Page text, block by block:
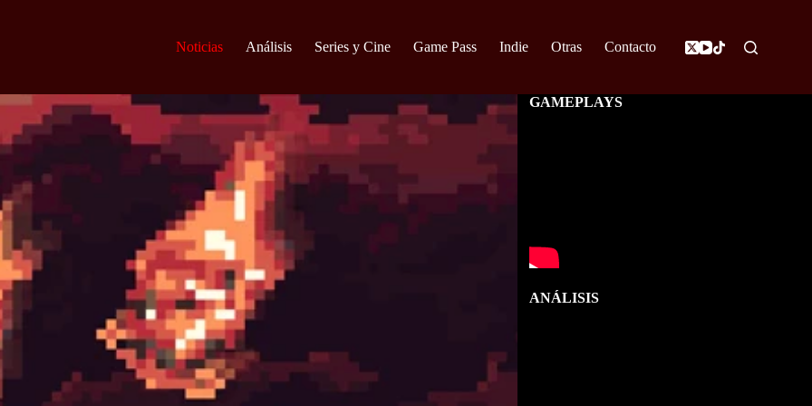
Noticias Análisis Series y Cine Game Pass Indie Otras Contacto
GAMEPLAYS
ANÁLISIS